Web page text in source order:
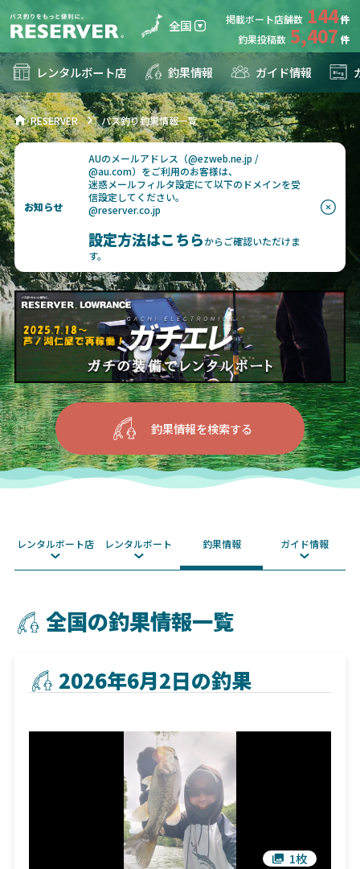
全国 掲載ボート店舗数 144
釣果投稿数 5,407
レンタルボート店 釣果情報 ガイド情報
RESERVER バス釣り釣果情報一覧
お知らせ
AUのメールアドレス（@ezweb.ne.jp /
@au.com）をご利用のお客様は、
迷惑メールフィルタ設定にて以下のドメインを受
信設定してください。
@reserver.co.jp
設定方法はこちらからご確認いただけま
す。
釣果情報を検索する
レンタルボート店 レンタルボート 釣果情報 ガイド情報
全国の釣果情報一覧
2026年6月2日の釣果
1枚